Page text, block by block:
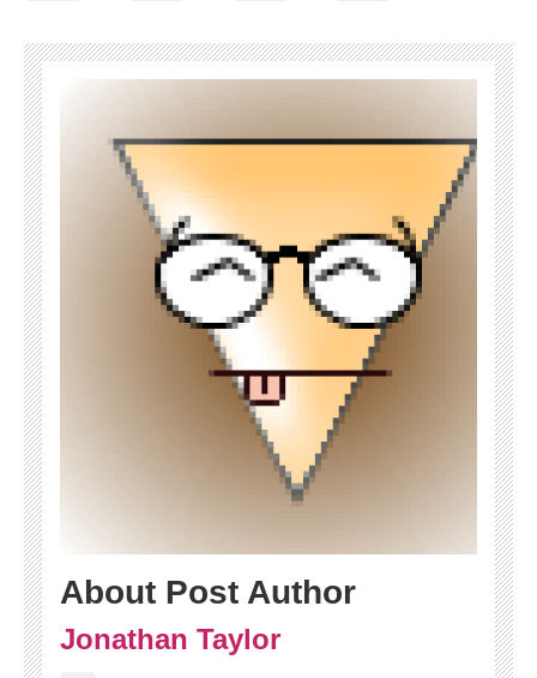
About Post Author
Jonathan Taylor